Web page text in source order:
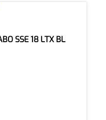
SSE 18 LTX BL